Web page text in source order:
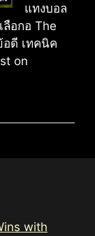
แทงบอล
ลือกอ The
อดี เทคนิค
on
with